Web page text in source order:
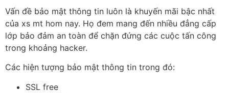
Vấn đề bảo mật thông tin luôn là khuyến mãi bậc nhất
của xs mt hom nay. Họ đem mang đến nhiều đẳng cấp
lớp bảo đảm an toàn để chặn đứng các cuộc tấn công
trong khoảng hacker.
Các hiện tượng bảo mật thông tin trong đó:
SSL free